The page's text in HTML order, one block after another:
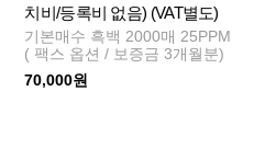
치비/등록비 없음) (VAT별도)
기본매수 흑백 2000매 25PPM
( 팩스 옵션 / 보증금 3개월분)
70,000원